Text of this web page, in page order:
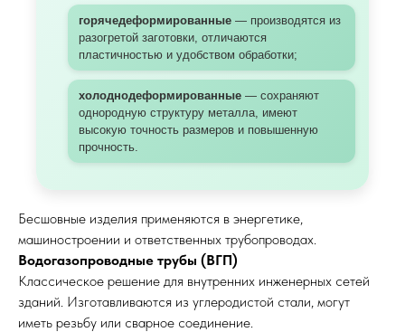
горячедеформированные — производятся из
разогретой заготовки, отличаются
пластичностью и удобством обработки;
холоднодеформированные — сохраняют
однородную структуру металла, имеют
высокую точность размеров и повышенную
прочность.
Бесшовные изделия применяются в энергетике,
машиностроении и ответственных трубопроводах.
Водогазопроводные трубы (ВГП)
Классическое решение для внутренних инженерных сетей
зданий. Изготавливаются из углеродистой стали, могут
иметь резьбу или сварное соединение.